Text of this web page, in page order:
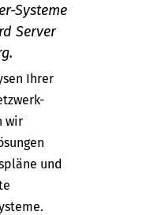
Systeme
Server
Ihrer
wir
und